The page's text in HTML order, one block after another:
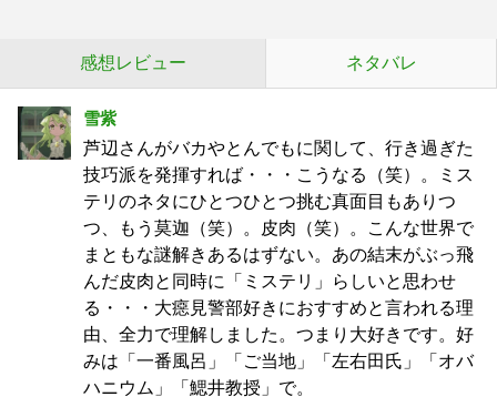
感想レビュー ネタバレ
雪紫
芦辺さんがバカやとんでもに関して、行き過ぎた
技巧派を発揮すれば・・・こうなる（笑）。ミス
テリのネタにひとつひとつ挑む真面目もありつ
つ、もう莫迦（笑）。皮肉（笑）。こんな世界で
まともな謎解きあるはずない。あの結末がぶっ飛
んだ皮肉と同時に「ミステリ」らしいと思わせ
る・・・大癋見警部好きにおすすめと言われる理
由、全力で理解しました。つまり大好きです。好
みは「一番風呂」「ご当地」「左右田氏」「オバ
ハニウム」「鰓井教授」で。